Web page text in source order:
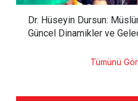
Dr. Hüseyin Dursun:
Güncel Dinamikler ve
Tümünü Gör